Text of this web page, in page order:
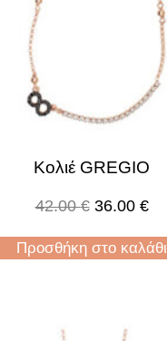
Κολιέ GREGIO
42.00€ 36.00 €
Προσθήκη στο καλάθι